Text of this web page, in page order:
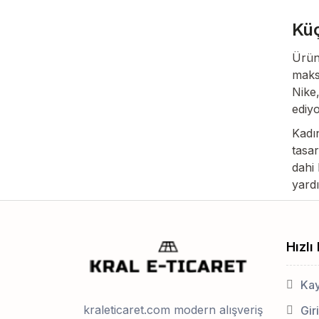
dahi
kraleticaret.com modern alışveriş